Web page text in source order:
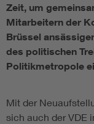
Functional safety
Zeit, um
Mitarbeitern der
Brüssel
des politischen
Politikmetropole
Mit der
sich auch der VDE